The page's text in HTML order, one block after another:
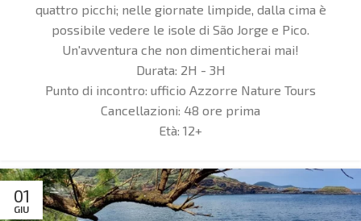
quattro picchi; nelle giornate limpide, dalla cima è
possibile vedere le isole di São Jorge e Pico.
Un'avventura che non dimenticherai mai!
Durata: 2H - 3H
Punto di incontro: ufficio Azzorre Nature Tours
Cancellazioni: 48 ore prima
Età: 12+
01
GIU